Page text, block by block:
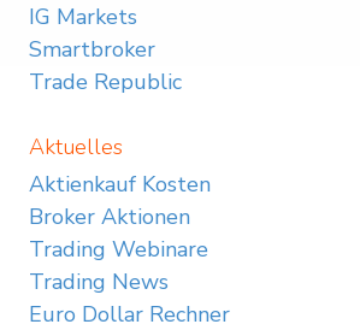
IG Markets
Smartbroker
Trade Republic
Aktuelles
Aktienkauf Kosten
Broker Aktionen
Trading Webinare
Trading News
Euro Dollar Rechner